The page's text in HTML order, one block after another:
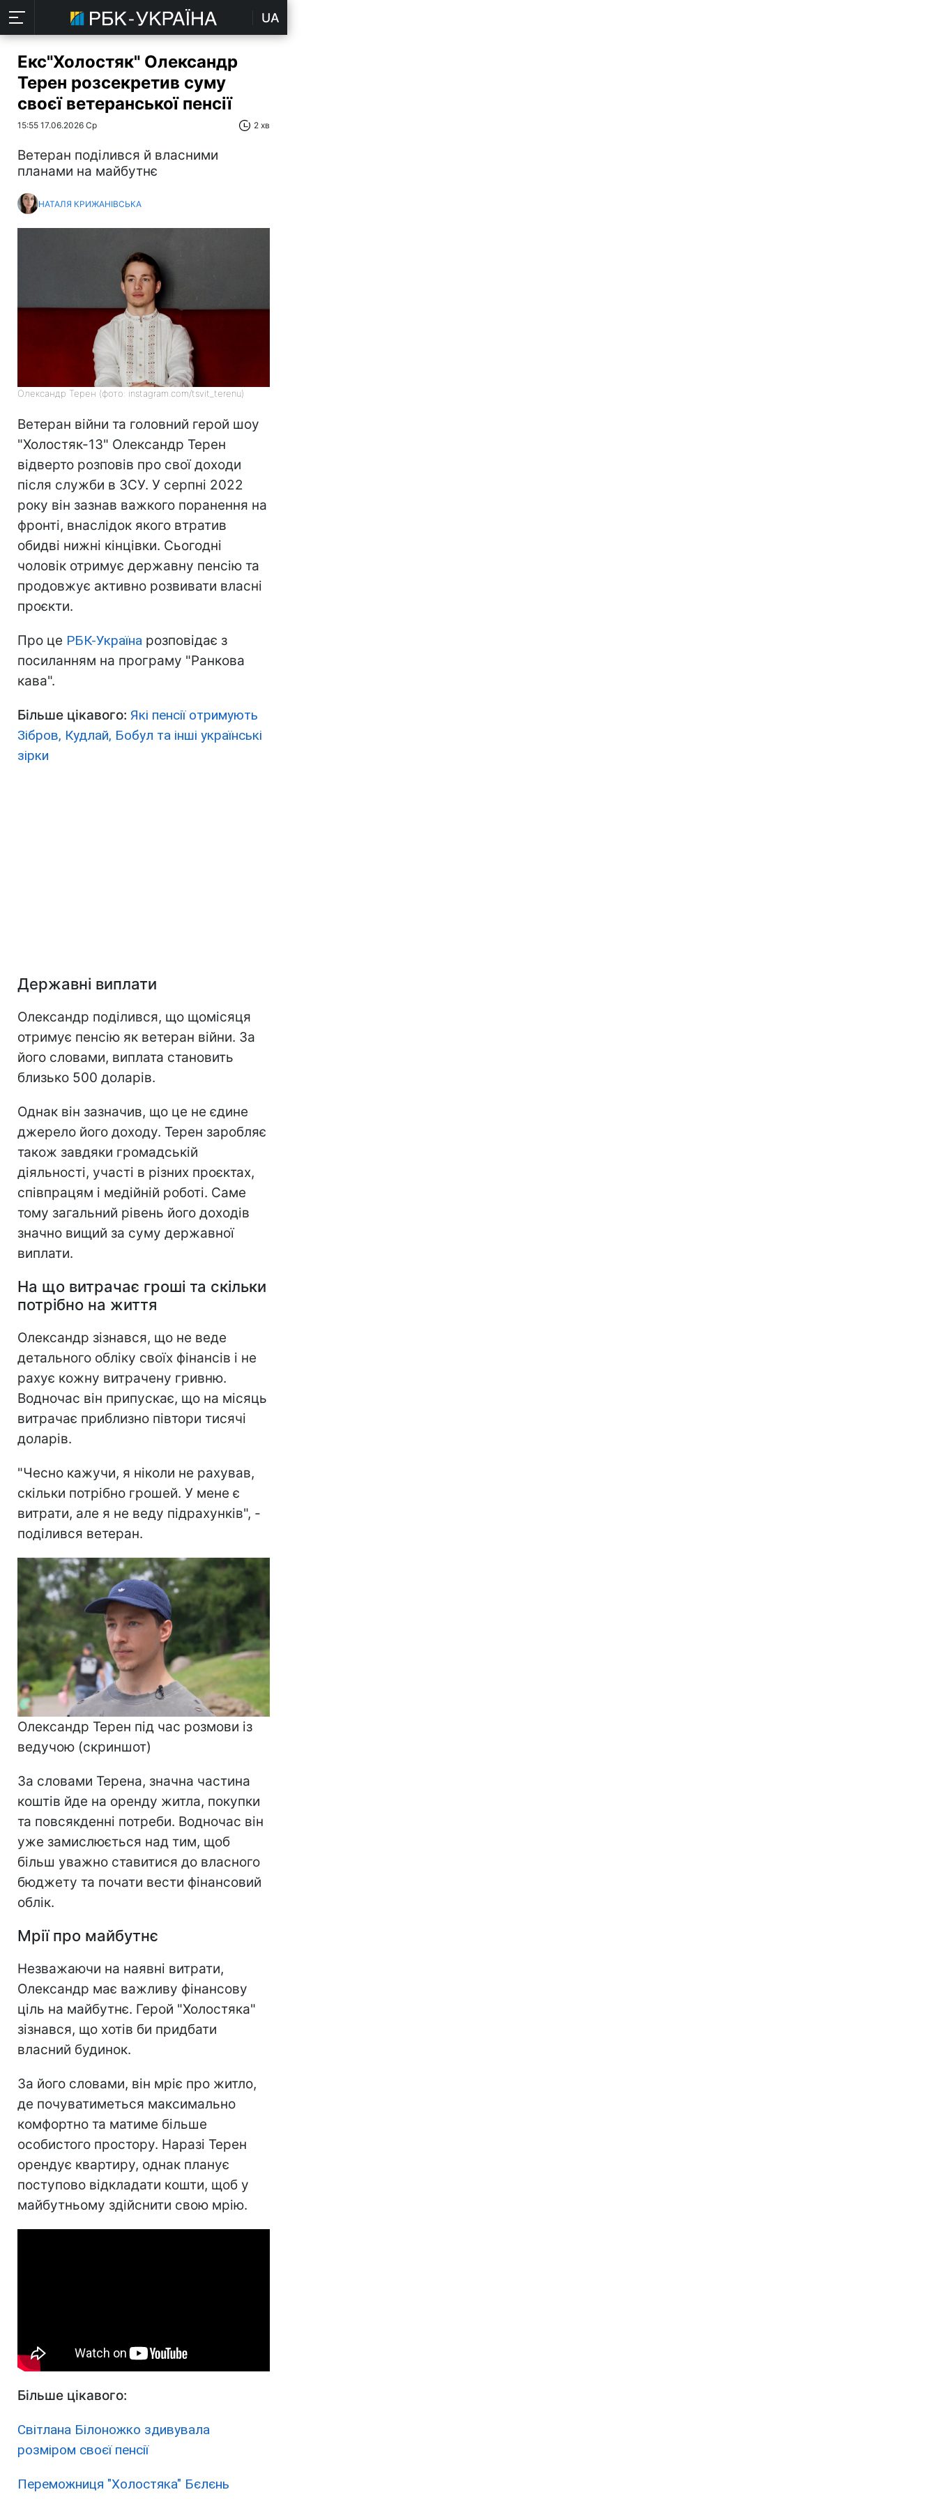
UA
Екс"Холостяк" Олександр
Терен розсекретив суму
своєї ветеранської пенсії
15:55 17.06.2026 Ср 2 хв
Ветеран поділився й власними
планами на майбутнє
НАТАЛЯ КРИЖАНІВСЬКА
Олександр Терен (фото: instagram.com/tsvit_terenu)
Ветеран війни та головний герой шоу
"Холостяк-13" Олександр Терен
відверто розповів про свої доходи
після служби в ЗСУ. У серпні 2022
року він зазнав важкого поранення на
фронті, внаслідок якого втратив
обидві нижні кінцівки. Сьогодні
чоловік отримує державну пенсію та
продовжує активно розвивати власні
проєкти.
Про це РБК-Україна розповідає з
посиланням на програму "Ранкова
кава".
Більше цікавого: Які пенсії отримують
Зібров, Кудлай, Бобул та інші українські
зірки
Державні виплати
Олександр поділився, що щомісяця
отримує пенсію як ветеран війни. За
його словами, виплата становить
близько 500 доларів.
Однак він зазначив, що це не єдине
джерело його доходу. Терен заробляє
також завдяки громадській
діяльності, участі в різних проєктах,
співпрацям і медійній роботі. Саме
тому загальний рівень його доходів
значно вищий за суму державної
виплати.
На що витрачає гроші та скільки
потрібно на життя
Олександр зізнався, що не веде
детального обліку своїх фінансів і не
рахує кожну витрачену гривню.
Водночас він припускає, що на місяць
витрачає приблизно півтори тисячі
доларів.
"Чесно кажучи, я ніколи не рахував,
скільки потрібно грошей. У мене є
витрати, але я не веду підрахунків", -
поділився ветеран.
Олександр Терен під час розмови із
ведучою (скриншот)
За словами Терена, значна частина
коштів йде на оренду житла, покупки
та повсякденні потреби. Водночас він
уже замислюється над тим, щоб
більш уважно ставитися до власного
бюджету та почати вести фінансовий
облік.
Мрії про майбутнє
Незважаючи на наявні витрати,
Олександр має важливу фінансову
ціль на майбутнє. Герой "Холостяка"
зізнався, що хотів би придбати
власний будинок.
За його словами, він мріє про житло,
де почуватиметься максимально
комфортно та матиме більше
особистого простору. Наразі Терен
орендує квартиру, однак планує
поступово відкладати кошти, щоб у
майбутньому здійснити свою мрію.
Більше цікавого:
Світлана Білоножко здивувала
розміром своєї пенсії
Переможниця "Холостяка" Бєлєнь